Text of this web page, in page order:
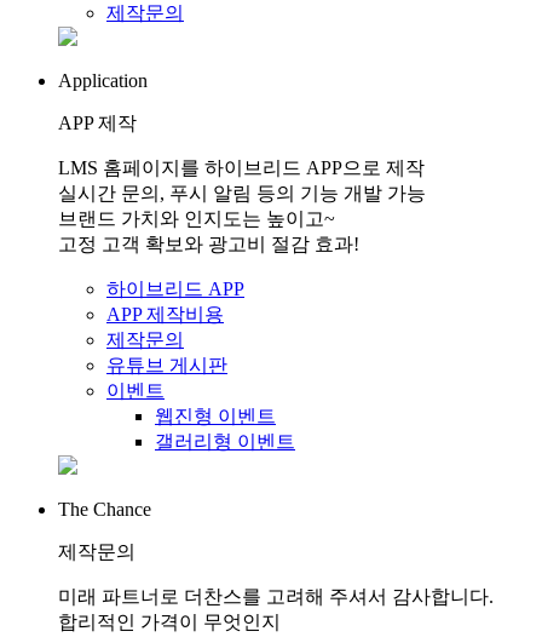
제작문의
Application
APP 제작
LMS 홈페이지를 하이브리드 APP으로 제작
실시간 문의, 푸시 알림 등의 기능 개발 가능
브랜드 가치와 인지도는 높이고~
고정 고객 확보와 광고비 절감 효과!
하이브리드 APP
APP 제작비용
제작문의
유튜브 게시판
이벤트
웹진형 이벤트
갤러리형 이벤트
The Chance
제작문의
미래 파트너로 더찬스를 고려해 주셔서 감사합니다.
합리적인 가격이 무엇인지